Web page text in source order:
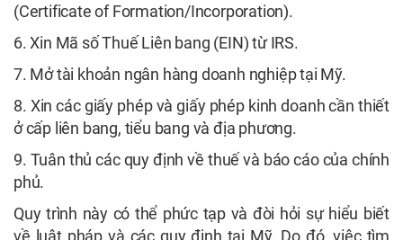
(Certificate of Formation/Incorporation).
6. Xin Mã số Thuế Liên bang (EIN) từ IRS.
7. Mở tài khoản ngân hàng doanh nghiệp tại Mỹ.
8. Xin các giấy phép và giấy phép kinh doanh cần thiết
ở cấp liên bang, tiểu bang và địa phương.
9. Tuân thủ các quy định về thuế và báo cáo của chính
phủ.
Quy trình này có thể phức tạp và đòi hỏi sự hiểu biết
về luật pháp và các quy định tại Mỹ. Do đó, việc tìm